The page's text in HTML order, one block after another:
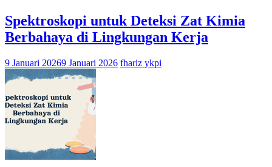
Spektroskopi untuk Deteksi Zat Kimia
Berbahaya di Lingkungan Kerja
9 Januari 20269 Januari 2026 fhariz ykpi